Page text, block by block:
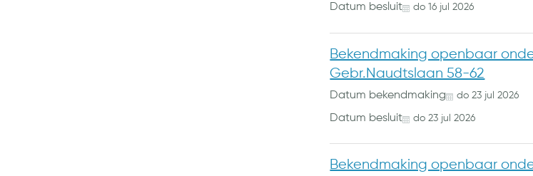
Datum besluit do 16 jul 2026
Bekendmaking openbaar
Gebr.Naudtslaan 58-62
Datum bekendmaking do 23 jul 2026
Datum besluit do 23 jul 2026
Bekendmaking openbaar